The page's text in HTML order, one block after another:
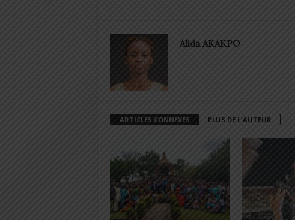
Alida AKAKPO
ARTICLES CONNEXES PLUS DE L'AUTEUR